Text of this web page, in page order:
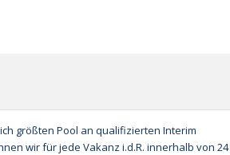
größten Pool an qualifizierten Interim
wir für jede Vakanz i.d.R. innerhalb von 24